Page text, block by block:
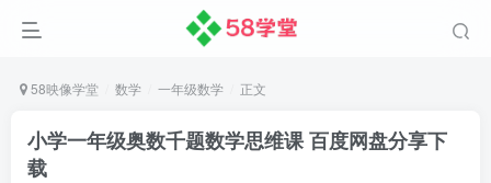
58映像学堂 数学 一年级数学 正文
小学一年级奥数千题数学思维课 百度网盘分享下
载